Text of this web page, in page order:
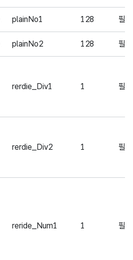
plainNo1 128 필
plainNo2 128 필
rerdie_Div1 1 필
rerdie_Div2 1 필
reride_Num1 1 필